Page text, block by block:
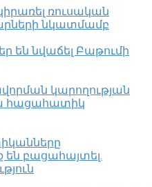
ռուսական
նկատմամբ
են նվաճել Բաթումի
կարողության
հացահատիկ
բացահայտել․